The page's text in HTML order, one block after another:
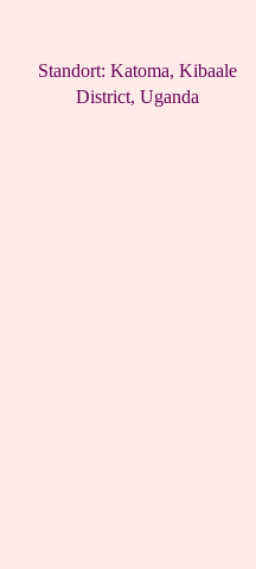
Standort: Katoma, Kibaale
District, Uganda